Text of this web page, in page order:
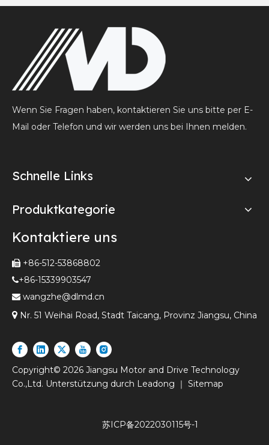
Wenn Sie Fragen haben, kontaktieren Sie uns bitte per E-
Mail oder Telefon und wir werden uns bei Ihnen melden.
Schnelle Links
Produktkategorie
Kontaktiere uns
 +86-512-53868802
+86-15339903547
 wangzhe@dlmd.cn
 Nr. 51 Weihai Road, Stadt Taicang, Provinz Jiangsu, China
Copyright© 2026 Jiangsu Motor and Drive Technology
Co.,Ltd. Unterstützung durch Leadong ｜ Sitemap
苏ICP备2022030115号-1